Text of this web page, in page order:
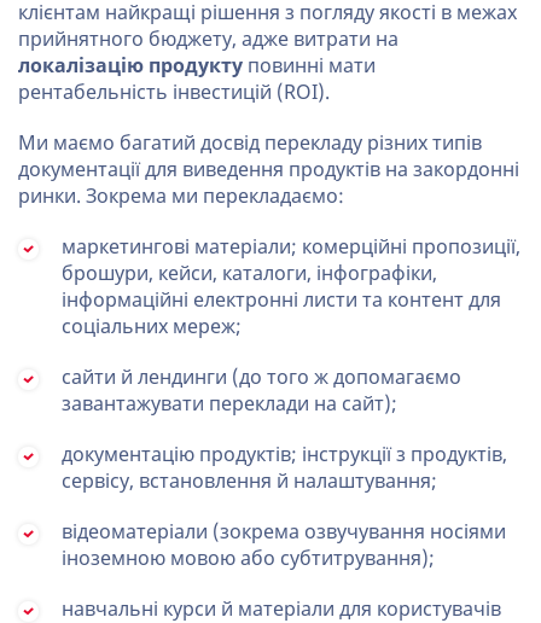
клієнтам найкращі рішення з погляду якості в межах
прийнятного бюджету, адже витрати на
локалізацію продукту повинні мати
рентабельність інвестицій (ROI).
Ми маємо багатий досвід перекладу різних типів
документації для виведення продуктів на закордонні
ринки. Зокрема ми перекладаємо:
маркетингові матеріали; комерційні пропозиції,
брошури, кейси, каталоги, інфографіки,
інформаційні електронні листи та контент для
соціальних мереж;
сайти й лендинги (до того ж допомагаємо
завантажувати переклади на сайт);
документацію продуктів; інструкції з продуктів,
сервісу, встановлення й налаштування;
відеоматеріали (зокрема озвучування носіями
іноземною мовою або субтитрування);
навчальні курси й матеріали для користувачів